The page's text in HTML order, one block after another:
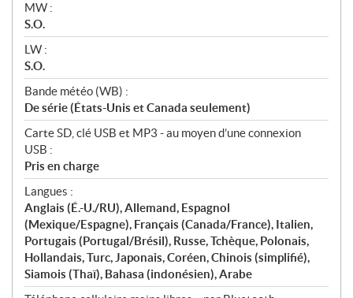
MW :
S.O.
LW :
S.O.
Bande météo (WB) :
De série (États-Unis et Canada seulement)
Carte SD, clé USB et MP3 - au moyen d’une connexion
USB :
Pris en charge
Langues :
Anglais (É.-U./RU), Allemand, Espagnol
(Mexique/Espagne), Français (Canada/France), Italien,
Portugais (Portugal/Brésil), Russe, Tchèque, Polonais,
Hollandais, Turc, Japonais, Coréen, Chinois (simplifié),
Siamois (Thaï), Bahasa (indonésien), Arabe